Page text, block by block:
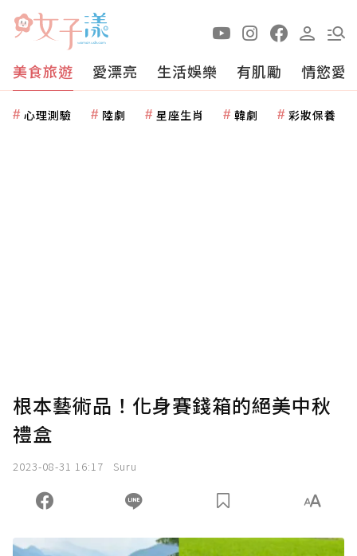
美食旅遊 愛漂亮 生活娛樂 有肌勵 情慾愛
心理測驗 陸劇 星座生肖 韓劇 彩妝保養
根本藝術品！化身賽錢箱的絕美中秋
禮盒
2023-08-31 16:17 Suru